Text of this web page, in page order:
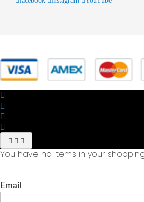
You have no items in your
Email